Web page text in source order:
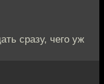
сразу, чего уж